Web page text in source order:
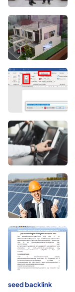
seed backlink